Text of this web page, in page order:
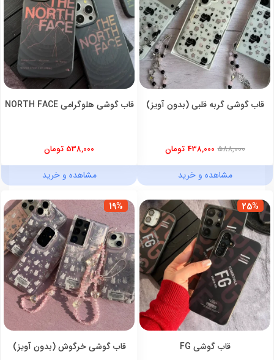
قاب گوشی گربه قلبی (بدون آویز)
588,000 438,000 تومان
مشاهده و خرید
قاب گوشی هلوگرامی NORTH FACE
538,000 تومان
مشاهده و خرید
25%
قاب گوشی FG
19%
قاب گوشی خرگوش (بدون آویز)